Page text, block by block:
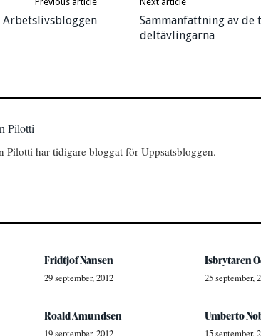
Arbetslivsbloggen
Sammanfattning av de
deltävlingarna
Pilotti
Pilotti har tidigare bloggat för Uppsatsbloggen.
Fridtjof Nansen
29 september, 2012
Isbrytaren
25 september,
Roald Amundsen
19 september, 2012
Umberto
15 september,